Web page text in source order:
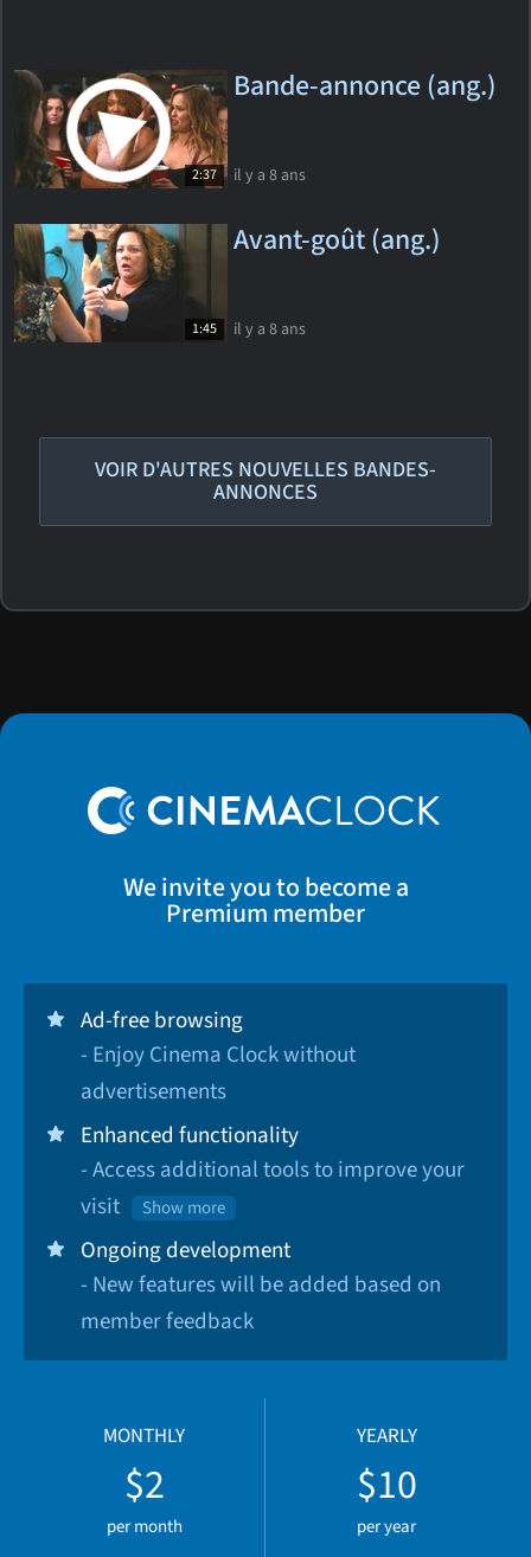
2:37
Bande-annonce (ang.)
il y a 8 ans
1:45
Avant-goût (ang.)
il y a 8 ans
VOIR D'AUTRES NOUVELLES BANDES-
ANNONCES
We invite you to become a
Premium member
Ad-free browsing
- Enjoy Cinema Clock without
advertisements
Enhanced functionality
- Access additional tools to improve your
visit
Show more
Ongoing development
- New features will be added based on
member feedback
MONTHLY
$2
per month
YEARLY
$10
per year